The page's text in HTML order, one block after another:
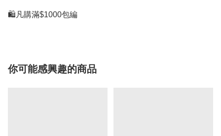
🛍凡購滿$1000包編
你可能感興趣的商品